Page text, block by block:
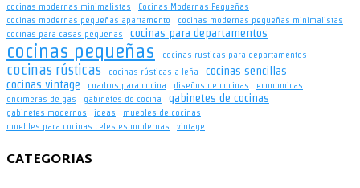
cocinas modernas minimalistas
Cocinas Modernas Pequeñas
cocinas modernas pequeñas apartamento
cocinas modernas pequeñas minimalistas
cocinas para casas pequeñas
cocinas para departamentos
cocinas pequeñas cocinas rusticas para departamentos
cocinas rústicas cocinas rústicas a leña
cocinas sencillas
cocinas vintage
cuadros para cocina diseños de cocinas
economicas
encimeras de gas
gabinetes de cocina gabinetes de cocinas
gabinetes modernos ideas
muebles de cocinas
muebles para cocinas celestes modernas
vintage
CATEGORIAS